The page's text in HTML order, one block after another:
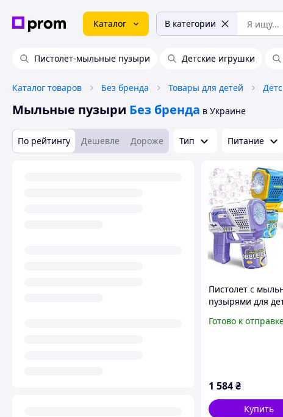
Каталог В категории
Пистолет-мыльные пузыри Детские игрушки
Каталог товаров Без бренда Товары для детей
Мыльные пузыри Без бренда в Украине
По рейтингу Дешевле Дороже Тип Питание
Пистолет с
пузырями для
Генератор
Готово к
1 584₴
Купить